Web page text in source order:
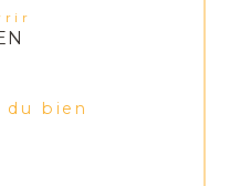
volets
25m², terrain
du bien